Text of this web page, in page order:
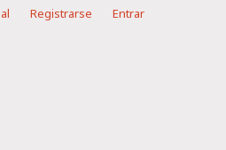
Registrarse Entrar